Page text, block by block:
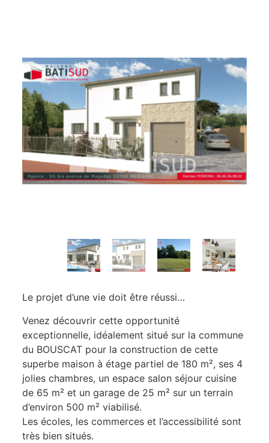
Le projet d’une vie doit être réussi…
Venez découvrir cette opportunité
exceptionnelle, idéalement situé sur la commune
du BOUSCAT pour la construction de cette
superbe maison à étage partiel de 180 m², ses 4
jolies chambres, un espace salon séjour cuisine
de 65 m² et un garage de 25 m² sur un terrain
d’environ 500 m² viabilisé.
Les écoles, les commerces et l’accessibilité sont
très bien situés.